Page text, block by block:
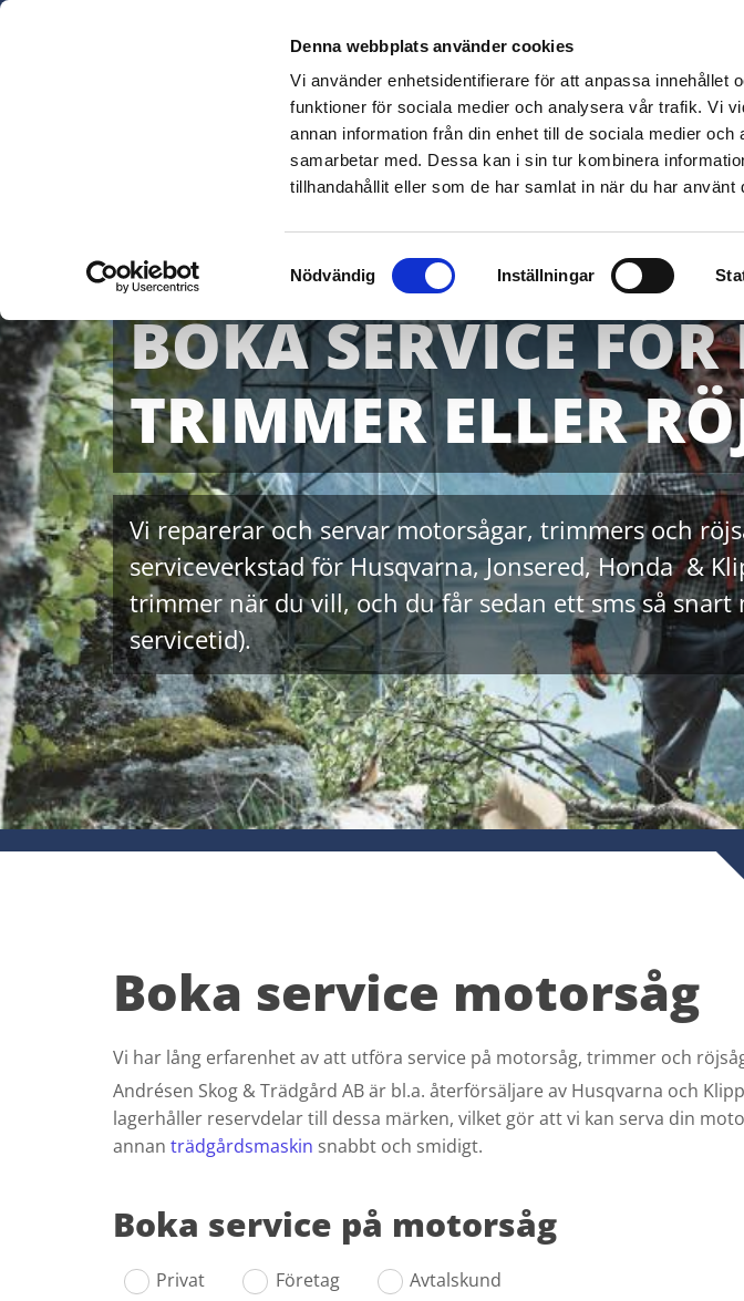
Denna webbplats använder cookies
Vi använder enhetsidentifierare för att anpassa innehållet
funktioner för sociala medier och analysera vår trafik. Vi
annan information från din enhet till de sociala medier
samarbetar med. Dessa kan i sin tur kombinera
tillhandahållit eller som de har samlat in när du har använt
Nödvändig Inställningar
BOKA SERVICE
TRIMMER ELLER
Vi reparerar och servar motorsågar, trimmers och
serviceverkstad för Husqvarna, Jonsered, Honda &
trimmer när du vill, och du får sedan ett sms så
servicetid).
Boka service motorsåg
Vi har lång erfarenhet av att utföra service på motorsåg, trimmer och
Andrésen Skog & Trädgård AB är bl.a. återförsäljare av Husqvarna och
lagerhåller reservdelar till dessa märken, vilket gör att vi kan serva din
annan trädgårdsmaskin snabbt och smidigt.
Boka service på motorsåg
Privat Företag Avtalskund